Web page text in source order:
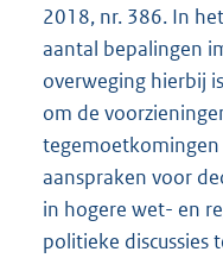
2018, nr. 386. In
aantal bepalingen
overweging hierbij
om de
aanspraken voor
in hogere wet- en
politieke discussies